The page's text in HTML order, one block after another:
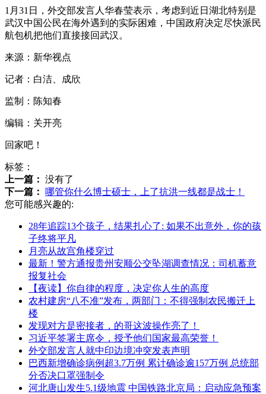
1月31日，外交部发言人华春莹表示，考虑到近日湖北特别是
武汉中国公民在海外遇到的实际困难，中国政府决定尽快派民
航包机把他们直接接回武汉。
来源：新华视点
记者：白洁、成欣
监制：陈知春
编辑：关开亮
回家吧！
标签：
上一篇： 没有了
下一篇：
哪管你什么博士硕士，上了抗洪一线都是战士！
您可能感兴趣的:
28年追踪13个孩子，结果扎心了: 如果不出意外，你的孩
子终将平凡
月亮从故宫角楼穿过
最新！警方通报贵州安顺公交坠湖调查情况：司机蓄意
报复社会
【夜读】你自律的程度，决定你人生的高度
农村建房“八不准”发布，两部门：不得强制农民搬迁上
楼
发现对方是密接者，的哥这波操作亮了！
习近平签署主席令，授予他们国家最高荣誉！
外交部发言人就中印边境冲突发表声明
巴西新增确诊病例超3.7万例 累计确诊逾157万例 总统部
分否决口罩强制令
河北唐山发生5.1级地震 中国铁路北京局：启动应急预案